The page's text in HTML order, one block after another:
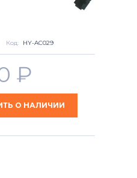
Код: HY-AC029
₽
О НАЛИЧИИ